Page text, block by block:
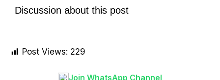
Discussion about this post
Post Views: 229
Join WhatsApp Channel